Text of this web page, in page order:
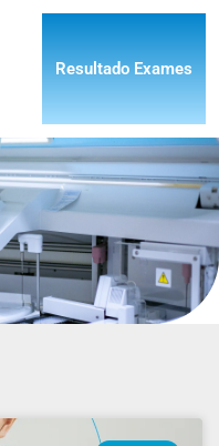
Resultado Exames